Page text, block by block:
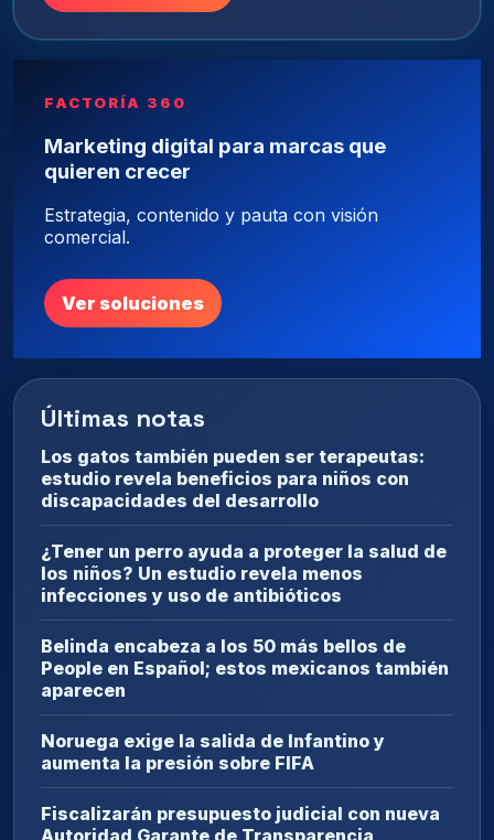
FACTORÍA 360
Marketing digital para marcas que
quieren crecer
Estrategia, contenido y pauta con visión
comercial.
Ver soluciones
Últimas notas
Los gatos también pueden ser terapeutas:
estudio revela beneficios para niños con
discapacidades del desarrollo
¿Tener un perro ayuda a proteger la salud de
los niños? Un estudio revela menos
infecciones y uso de antibióticos
Belinda encabeza a los 50 más bellos de
People en Español; estos mexicanos también
aparecen
Noruega exige la salida de Infantino y
aumenta la presión sobre FIFA
Fiscalizarán presupuesto judicial con nueva